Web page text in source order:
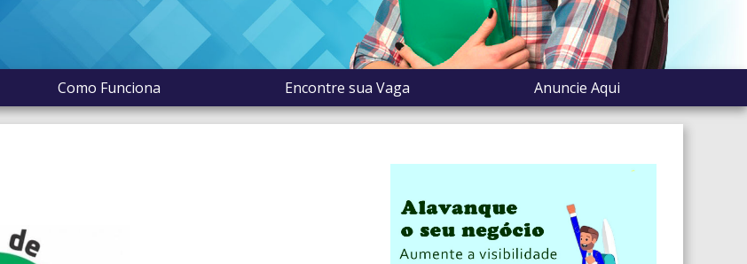
Como Funciona Encontre sua Vaga Anuncie Aqui